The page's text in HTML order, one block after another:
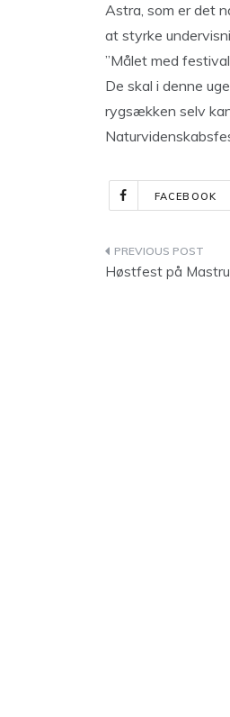
Astra, som er det
at styrke
”Målet med
De skal i denne
rygsækken selv
FACEBOOK
Høstfest på